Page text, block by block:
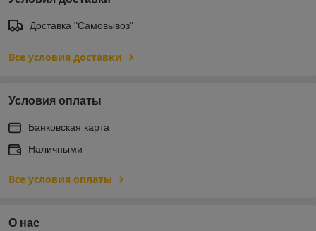
Доставка "Самовывоз"
Все условия доставки
Условия оплаты
Банковская карта
Наличными
Все условия оплаты
О нас